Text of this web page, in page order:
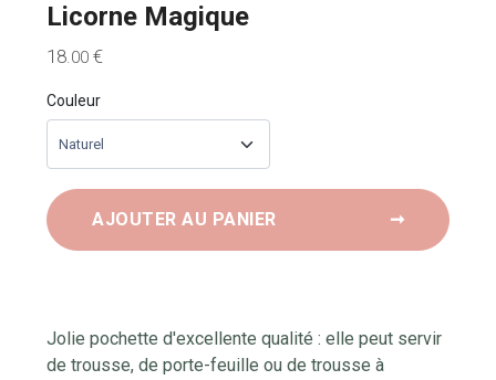
Licorne Magique
18.00 €
Couleur
AJOUTER AU PANIER ➞
Jolie pochette d'excellente qualité : elle peut servir
de trousse, de porte-feuille ou de trousse à